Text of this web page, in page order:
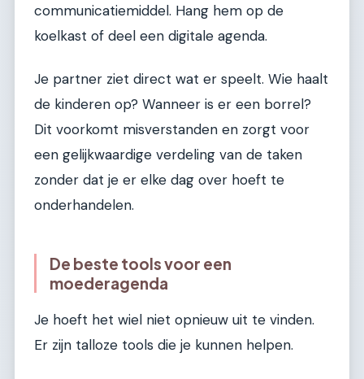
communicatiemiddel. Hang hem op de
koelkast of deel een digitale agenda.
Je partner ziet direct wat er speelt. Wie haalt
de kinderen op? Wanneer is er een borrel?
Dit voorkomt misverstanden en zorgt voor
een gelijkwaardige verdeling van de taken
zonder dat je er elke dag over hoeft te
onderhandelen.
De beste tools voor een
moederagenda
Je hoeft het wiel niet opnieuw uit te vinden.
Er zijn talloze tools die je kunnen helpen.